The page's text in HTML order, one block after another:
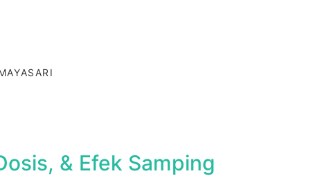
& Efek Samping